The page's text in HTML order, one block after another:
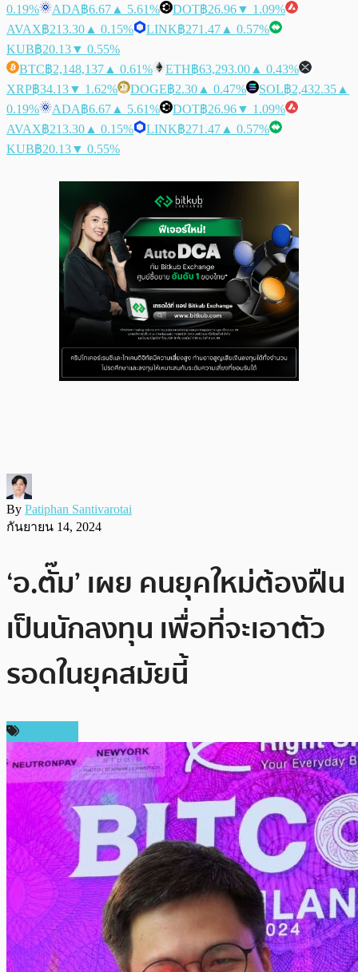
0.19%
ADA฿6.67 ▲ 5.61% DOT฿26.96▼ 1.09%
AVAX฿213.30 ▲ 0.15% LINK฿271.47 ▲ 0.57%
KUB฿20.13▼ 0.55%
BTC฿2,148,137 ▲ 0.61% ETH฿63,293.00 ▲ 0.43%
XRP฿34.13▼ 1.62% DOGE฿2.30 ▲ 0.47% SOL฿2,432.35 ▲
0.19%
ADA฿6.67 ▲ 5.61% DOT฿26.96▼ 1.09%
AVAX฿213.30 ▲ 0.15% LINK฿271.47 ▲ 0.57%
KUB฿20.13▼ 0.55%
By Patiphan Santivarotai
กันยายน 14, 2024
‘อ.ตั๊ม’ เผย คนยุคใหม่ต้องฝืน
เป็นนักลงทุน เพื่อที่จะเอาตัว
รอดในยุคสมัยนี้